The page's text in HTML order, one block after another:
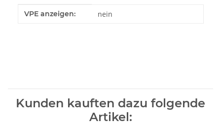
Produkteigenschaft
Wert
VPE anzeigen: nein
Kunden kauften dazu folgende
Artikel: